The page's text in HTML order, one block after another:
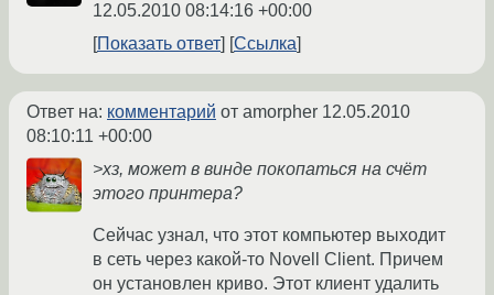
12.05.2010 08:14:16 +00:00
Показать ответ
Ссылка
Ответ на: комментарий от amorpher 12.05.2010
08:10:11 +00:00
>хз, может в винде покопаться на счёт
этого принтера?
Сейчас узнал, что этот компьютер выходит
в сеть через какой-то Novell Client. Причем
он установлен криво. Этот клиент удалить